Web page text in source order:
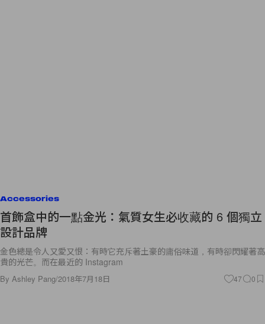
Accessories
首飾盒中的一點金光：氣質女生必收藏的 6 個獨立
設計品牌
金色總是令人又愛又恨：有時它充斥著土豪的庸俗味道，有時卻閃耀著高
貴的光芒。而在最近的 Instagram
By Ashley Pang/2018年7月18日 47 0